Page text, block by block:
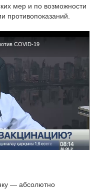
мер и по возможности
противопоказаний.
COVID-19
— абсолютно